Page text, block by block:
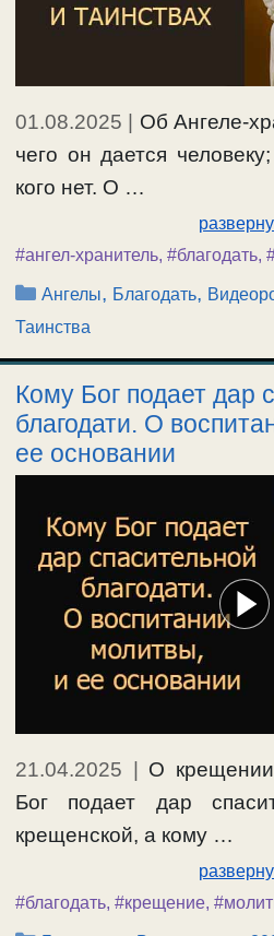
01.08.2025
Об Ангеле-
чего он дается
кого нет. О …
#ангел-хранитель, #благодать,
Рубрики
Ангелы, Благодать,
Таинства
Кому Бог подает дар
благодати. О
ее основании
21.04.2025
О
Бог подает дар
крещенской, а кому …
#благодать, #крещение,